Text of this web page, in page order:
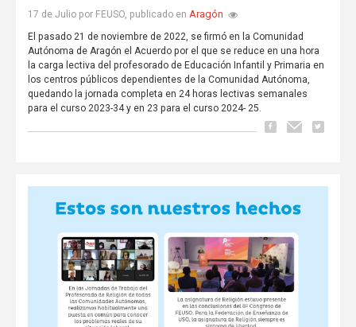
17 de Julio por FEUSO, publicado en Aragón
El pasado 21 de noviembre de 2022, se firmó en la Comunidad
Autónoma de Aragón el Acuerdo por el que se reduce en una hora
la carga lectiva del profesorado de Educación Infantil y Primaria en
los centros públicos dependientes de la Comunidad Autónoma,
quedando la jornada completa en 24 horas lectivas semanales
para el curso 2023-34 y en 23 para el curso 2024- 25.